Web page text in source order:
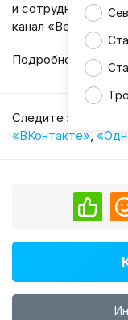
и сотрудники
канал «Вести
Подробности
Cледите за
«ВКонтакте»